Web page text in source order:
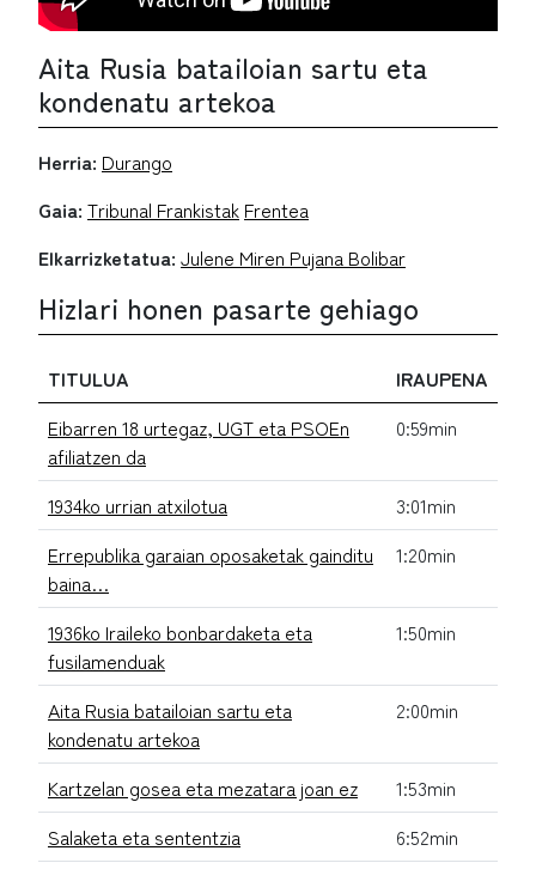
Aita Rusia batailoian sartu eta
kondenatu artekoa
Herria: Durango
Gaia: Tribunal Frankistak Frentea
Elkarrizketatua: Julene Miren Pujana Bolibar
Hizlari honen pasarte gehiago
TITULUA
IRAUPENA
Eibarren 18 urtegaz, UGT eta PSOEn
afiliatzen da
0:59min
1934ko urrian atxilotua
3:01min
Errepublika garaian oposaketak gainditu
baina…
1:20min
1936ko Iraileko bonbardaketa eta
fusilamenduak
1:50min
Aita Rusia batailoian sartu eta
kondenatu artekoa
2:00min
Kartzelan gosea eta mezatara joan ez
1:53min
Salaketa eta sententzia
6:52min